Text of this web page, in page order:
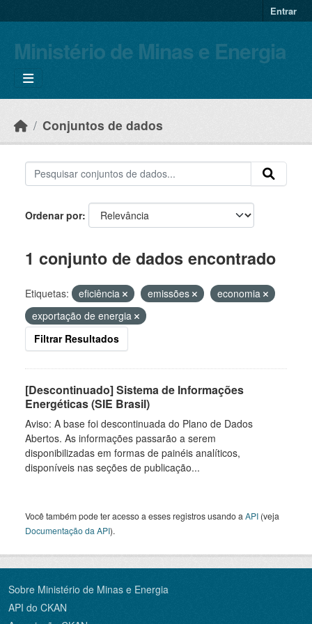
Entrar
Ministério de Minas e Energia
Conjuntos de dados
Ordenar por
1 conjunto de dados encontrado
Etiquetas: eficiência emissões
economia
exportação de energia
Filtrar Resultados
[Descontinuado] Sistema de Informações
Energéticas (SIE Brasil)
Aviso: A base foi descontinuada do Plano de Dados
Abertos. As informações passarão a serem
disponibilizadas em formas de painéis analíticos,
disponíveis nas seções de publicação...
Você também pode ter acesso a esses registros usando a API (veja
Documentação da API).
Sobre Ministério de Minas e Energia
API do CKAN